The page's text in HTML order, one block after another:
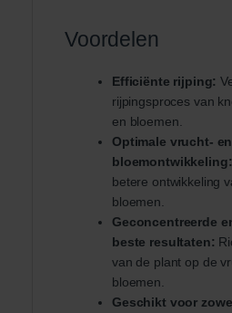
Voordelen
Efficiënte rijping:
rijpingsproces van
en bloemen.
Optimale vrucht- en
bloemontwikkeling:
betere ontwikkeling
bloemen.
Geconcentreerde
beste resultaten:
van de plant op de
bloemen.
Geschikt voor